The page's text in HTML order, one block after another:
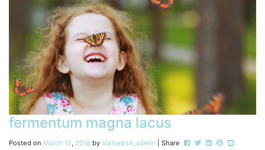
fermentum magna lacus
Posted on March 15, 2018 by stellarbs4_admin | Share Post this to Facebook
Tweet this
Share this on
Pin this on
Share